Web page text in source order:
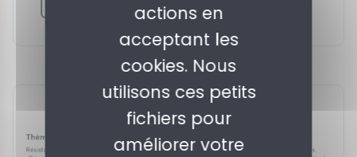
actions en
acceptant les
cookies. Nous
utilisons ces petits
fichiers pour
améliorer votre